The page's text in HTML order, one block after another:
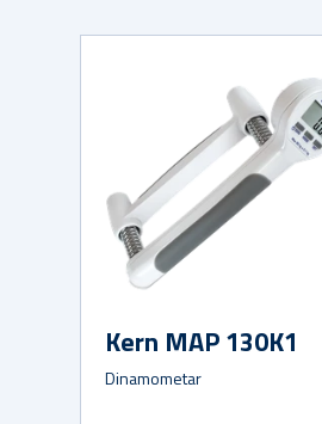
Kern MAP 130K1
Dinamometar